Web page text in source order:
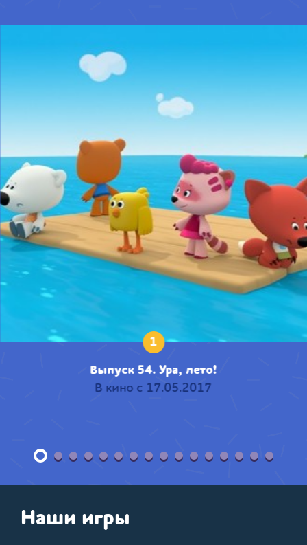
1
Выпуск 54. Ура, лето!
В кино с 17.05.2017
Наши игры